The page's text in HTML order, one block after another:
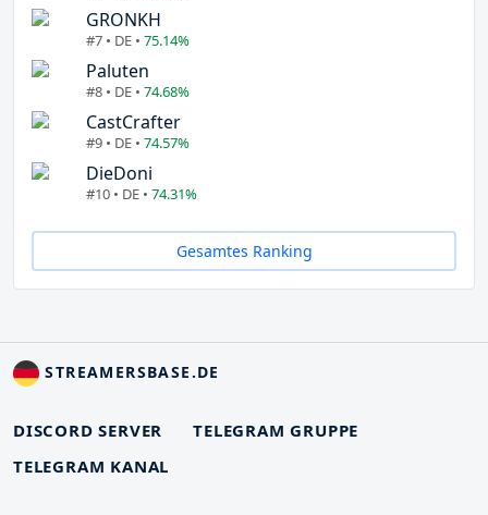
GRONKH
#7 • DE • 75.14%
Paluten
#8 • DE • 74.68%
CastCrafter
#9 • DE • 74.57%
DieDoni
#10 • DE • 74.31%
Gesamtes Ranking
STREAMERSBASE.DE
DISCORD SERVER
TELEGRAM GRUPPE
TELEGRAM KANAL